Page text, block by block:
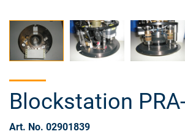
Blockstation
Art. No. 02901839